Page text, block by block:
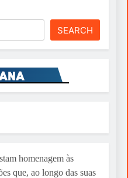
Uma Fabulosa
SEARCH
homenagem às
que, ao longo das suas